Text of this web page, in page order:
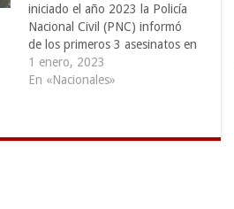
iniciado el año 2023 la Policía
Nacional Civil (PNC) informó
de los primeros 3 asesinatos en
el territorio salvadoreño, luego
de que el 30 y 31 de diciembre
1 enero, 2023
En «Nacionales»